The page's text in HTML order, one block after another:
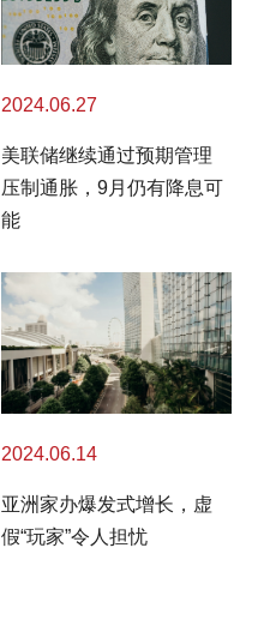
2024.06.27
美联储继续通过预期管理
压制通胀，9月仍有降息可
能
2024.06.14
亚洲家办爆发式增长，虚
假“玩家”令人担忧